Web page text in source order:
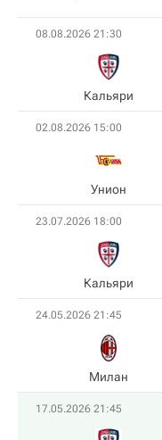
08.08.2026 21:30
Кальяри
02.08.2026 15:00
Унион
23.07.2026 18:00
Кальяри
24.05.2026 21:45
Милан
17.05.2026 21:45